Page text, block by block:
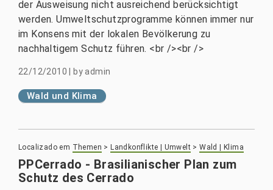
der Ausweisung nicht ausreichend berücksichtigt
werden. Umweltschutzprogramme können immer nur
im Konsens mit der lokalen Bevölkerung zu
nachhaltigem Schutz führen. <br /><br />
22/12/2010 byadmin
Wald und Klima
Localizado em Themen > Landkonflikte | Umwelt >Wald | Klima
PPCerrado - Brasilianischer Plan zum
Schutz des Cerrado